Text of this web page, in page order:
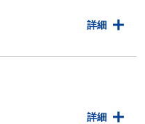
詳細
詳細